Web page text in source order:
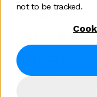
not to be tracked.
Waarom
met de
buiten
komen